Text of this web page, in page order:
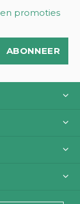
promoties
ABONNEER